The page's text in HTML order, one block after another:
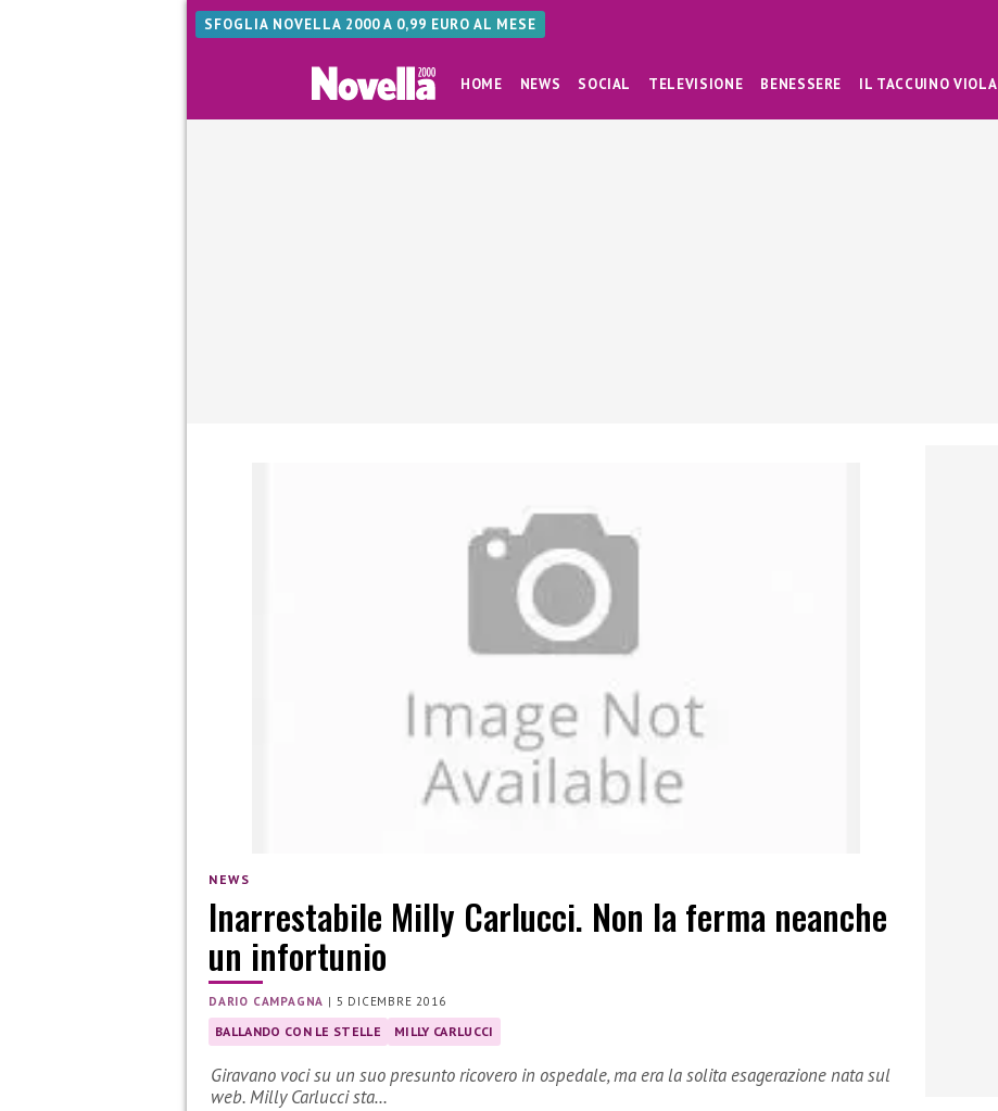
SFOGLIA NOVELLA 2000 A 0,99 EURO AL MESE
HOME NEWS SOCIAL TELEVISIONE BENESSERE IL TACCUINO VIOLA
NEWS
Inarrestabile Milly Carlucci. Non la ferma neanche
un infortunio
DARIO CAMPAGNA | 5 DICEMBRE 2016
BALLANDO CON LE STELLE MILLY CARLUCCI
Giravano voci su un suo presunto ricovero in ospedale, ma era la solita esagerazione nata sul
web. Milly Carlucci sta…